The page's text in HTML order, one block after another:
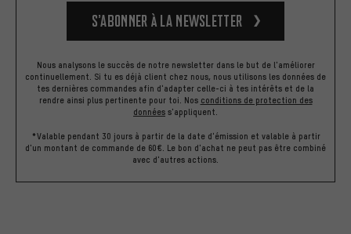
S’abonner à la newsletter
Nous analysons le succès de notre newsletter dans le but de l'améliorer
continuellement. Si tu es déjà client chez nous, nous utilisons les données de
tes dernières commandes afin d'adapter celle-ci à tes intérêts et de la
rendre ainsi plus pertinente pour toi. Nos conditions de protection des
données s'appliquent.
*Valable pendant 30 jours à partir de la date d'émission et valable à partir
d'un montant de commande de 60€. Le bon d'achat ne peut pas être combiné
avec d'autres actions.